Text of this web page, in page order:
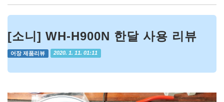
[소니] WH-H900N 한달 사용 리뷰
어장 제품리뷰 2020. 1. 11. 01:11